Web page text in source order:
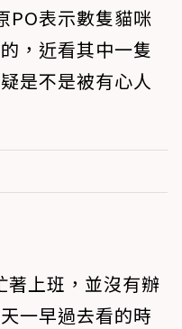
PO表示數隻貓咪
，近看其中一隻
是不是被有心人
著上班，並沒有辦
一早過去看的時